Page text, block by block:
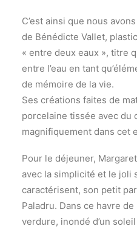
C’est ainsi que nous
de Bénédicte Vallet,
« entre deux eaux », titre
entre l’eau en tant
de mémoire de la vie.
Ses créations faites de
porcelaine tissée avec du
magnifiquement dans cet
Pour le déjeuner,
avec la simplicité et le joli
caractérisent, son petit
Paladru. Dans ce havre
verdure, inondé d’un